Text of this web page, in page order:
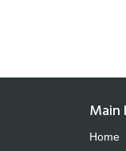
Main
Home